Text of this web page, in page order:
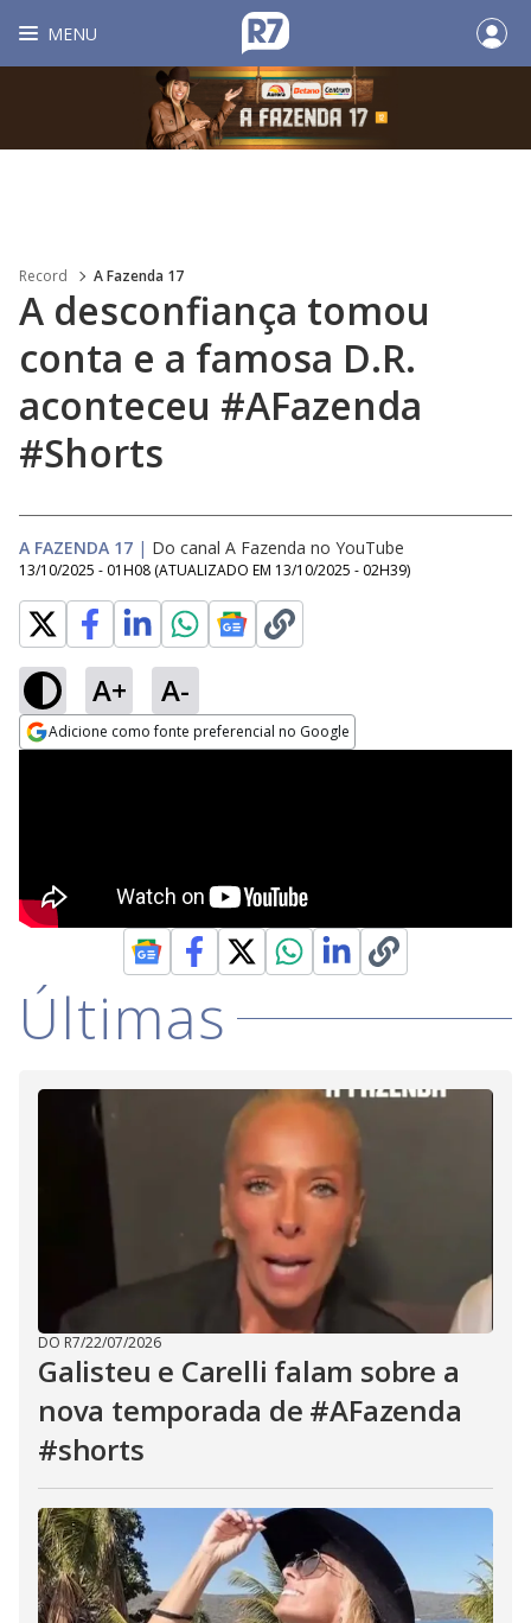
MENU
Record A Fazenda 17
A desconfiança tomou
conta e a famosa D.R.
aconteceu #AFazenda
#Shorts
A FAZENDA 17 | Do canal A Fazenda no YouTube
13/10/2025 - 01H08 (ATUALIZADO EM 13/10/2025 - 02H39)
A+ A-
Adicione como fonte preferencial no Google
Últimas
DO R7/22/07/2026
Galisteu e Carelli falam sobre a
nova temporada de #AFazenda
#shorts